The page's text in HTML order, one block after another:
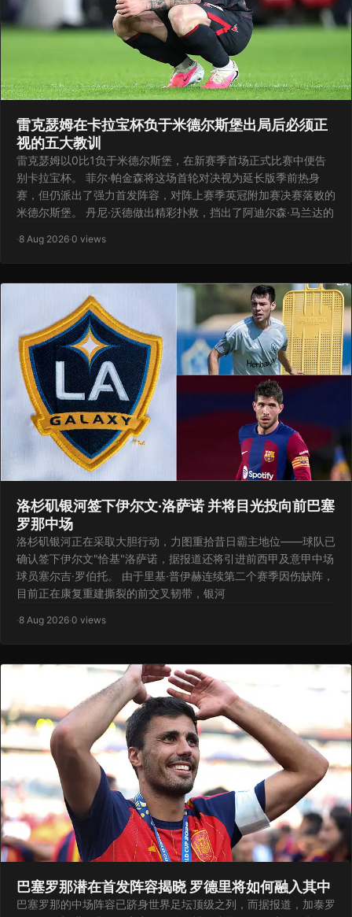
雷克瑟姆在卡拉宝杯负于米德尔斯堡出局后必须正
视的五大教训
雷克瑟姆以0比1负于米德尔斯堡，在新赛季首场正式比赛中便告
别卡拉宝杯。 菲尔·帕金森将这场首轮对决视为延长版季前热身
赛，但仍派出了强力首发阵容，对阵上赛季英冠附加赛决赛落败的
米德尔斯堡。 丹尼·沃德做出精彩扑救，挡出了阿迪尔森·马兰达的
·8 Aug 2026·0 views
洛杉矶银河签下伊尔文·洛萨诺 并将目光投向前巴塞
罗那中场
洛杉矶银河正在采取大胆行动，力图重拾昔日霸主地位——球队已
确认签下伊尔文"恰基"洛萨诺，据报道还将引进前西甲及意甲中场
球员塞尔吉·罗伯托。 由于里基·普伊赫连续第二个赛季因伤缺阵，
目前正在康复重建撕裂的前交叉韧带，银河
·8 Aug 2026·0 views
巴塞罗那潜在首发阵容揭晓 罗德里将如何融入其中
巴塞罗那的中场阵容已跻身世界足坛顶级之列，而据报道，加泰罗